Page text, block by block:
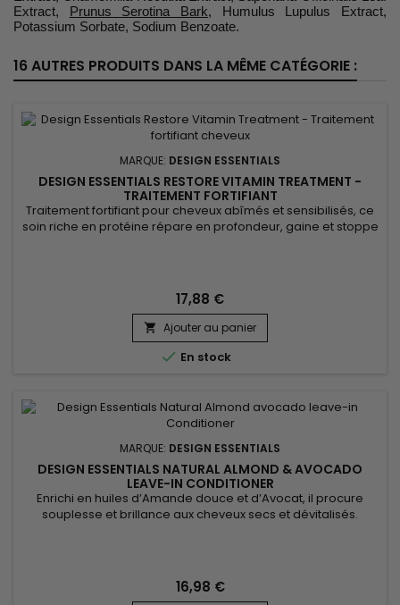
Extract, Prunus Serotina Bark, Humulus Lupulus Extract,
Potassium Sorbate, Sodium Benzoate.
16 AUTRES PRODUITS DANS LA MÊME CATÉGORIE :
MARQUE: DESIGN ESSENTIALS
DESIGN ESSENTIALS RESTORE VITAMIN TREATMENT -
TRAITEMENT FORTIFIANT
Traitement fortifiant pour cheveux abîmés et sensibilisés, ce
soin riche en protéine répare en profondeur, gaine et stoppe
des cheveux, réduit la casse et les pointes...
17,88 €
 Ajouter au panier
 En stock
MARQUE: DESIGN ESSENTIALS
DESIGN ESSENTIALS NATURAL ALMOND & AVOCADO
LEAVE-IN CONDITIONER
Enrichi en huiles d’Amande douce et d’Avocat, il procure
souplesse et brillance aux cheveux secs et dévitalisés.
un démêlage facile. &nbsp;Les huiles naturelles améliorent la
gérabilité et...
16,98 €